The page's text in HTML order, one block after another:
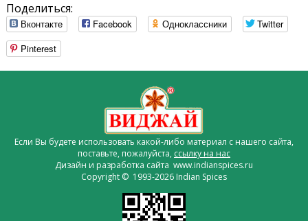
Поделиться:
Вконтакте Facebook Одноклассники
Twitter
Pinterest
Если Вы будете использовать какой-либо материал с нашего сайта,
поставьте, пожалуйста, ссылку на нас
Дизайн и разработка сайта www.indianspices.ru
Copyright © 1993-2026 Indian Spices